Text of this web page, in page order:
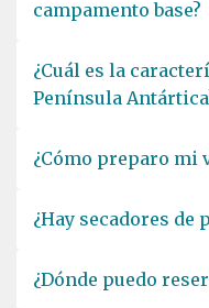
campamento base?
¿Cuál es la
Península
¿Cómo preparo mi
¿Hay secadores de
¿Dónde puedo